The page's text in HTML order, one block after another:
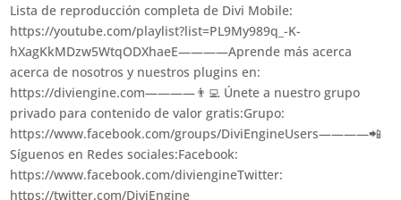
Lista de reproducción completa de Divi Mobile:
https://youtube.com/playlist?list=PL9My989q_-K-
hXagKkMDzw5WtqODXhaeE————Aprende más acerca
acerca de nosotros y nuestros plugins en:
https://diviengine.com————👨‍💻 Únete a nuestro grupo
privado para contenido de valor gratis:Grupo:
https://www.facebook.com/groups/DiviEngineUsers————📲
Síguenos en Redes sociales:Facebook:
https://www.facebook.com/diviengineTwitter:
https://twitter.com/DiviEngine